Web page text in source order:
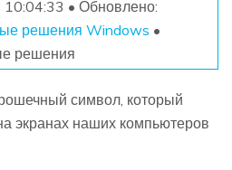
• Обновлено:
решения Windows •
решения
символ, который
экранах наших компьютеров